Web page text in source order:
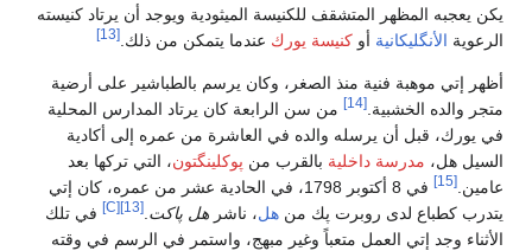
يكن يعجبه المظهر المتشقف للكنيسة الميثودية ويوجد أن يرتاد كنيسته
الرعوية الأنگليكانية أو كنيسة يورك عندما يتمكن من ذلك. [13]
أظهر إتي موهبة فنية منذ الصغر، وكان يرسم بالطباشير على أرضية
متجر والده الخشبية. [14]
من سن الرابعة كان يرتاد المدارس المحلية
في يورك، قبل أن يرسله والده في العاشرة من عمره إلى أكادية
السيل هل، مدرسة داخلية بالقرب من پوكلينگتون، التي تركها بعد
عامين. [15]
في 8 أكتوبر 1798، في الحادية عشر من عمره، كان إتي
يتدرب كطباع لدى روبرت پك من هل، ناشر هل پاكت [13]
[C]
في تلك
الأثناء وجد إتي العمل متعباً وغير مبهج، واستمر في الرسم في وقته